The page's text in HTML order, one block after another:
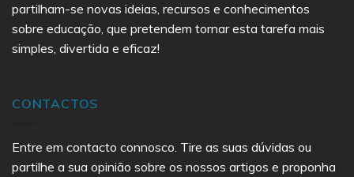
partilham-se novas ideias, recursos e conhecimentos
sobre educação, que pretendem tornar esta tarefa mais
simples, divertida e eficaz!
CONTACTOS
Entre em contacto connosco. Tire as suas dúvidas ou
partilhe a sua opinião sobre os nossos artigos e proponha